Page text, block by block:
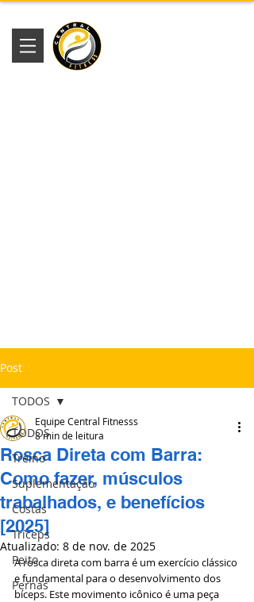
Post
TODOS
Treino
Suplementação
Costas
Tríceps
Peito
Pernas
TODOS
Rosca Direta com Barra:
Como fazer, músculos
trabalhados, e benefícios
[2025]
Equipe Central Fitnesss
8 min de leitura
Atualizado: 8 de nov. de 2025
A rosca direta com barra é um exercício clássico
e fundamental para o desenvolvimento dos
bíceps. Este movimento icônico é uma peça